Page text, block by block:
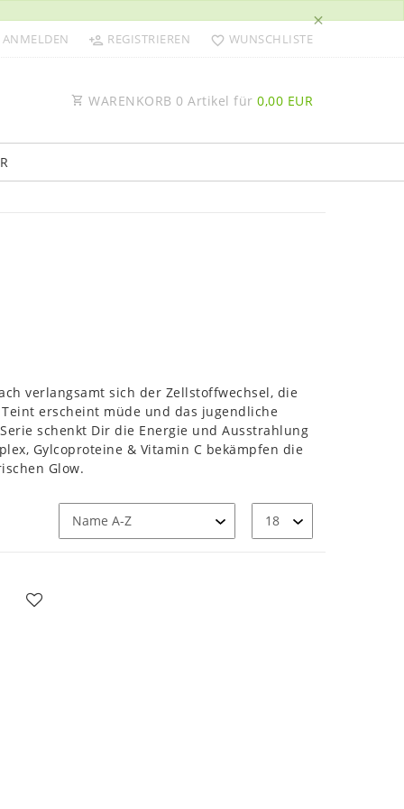
×
ANMELDEN REGISTRIEREN WUNSCHLISTE
WARENKORB 0 Artikel für 0,00 EUR
verlangsamt sich der Zellstoffwechsel, die
erscheint müde und das jugendliche
schenkt Dir die Energie und Ausstrahlung
Gylcoproteine & Vitamin C bekämpfen die
Glow.